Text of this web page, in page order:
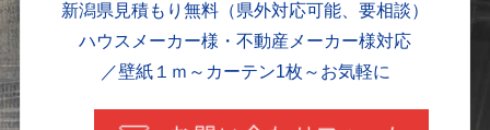
新潟県見積もり無料（県外対応可能、要相談）
ハウスメーカー様・不動産メーカー様対応
／壁紙１ｍ～カーテン1枚～お気軽に